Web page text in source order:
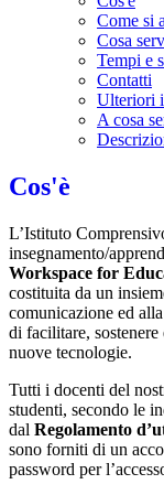
Come si
Cosa
Tempi e
Contatti
Ulteriori
A cosa
Cos'è
L’Istituto
insegnamento/
Workspace for
costituita da un
comunicazione ed
di facilitare,
nuove tecnologie.
Tutti i docenti del
studenti, secondo le
dal Regolamento
sono forniti di un
password per